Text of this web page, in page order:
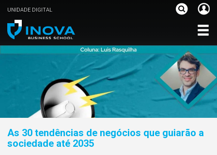
UNIDADE DIGITAL
As 30 tendências de negócios que guiarão a
sociedade até 2035